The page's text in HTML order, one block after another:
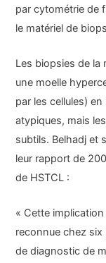
par cytométrie de
le matériel de
Les biopsies de la
une moelle
par les cellules)
atypiques, mais
subtils. Belhadj et
leur rapport de
de HSTCL :
« Cette
reconnue chez six
de diagnostic de